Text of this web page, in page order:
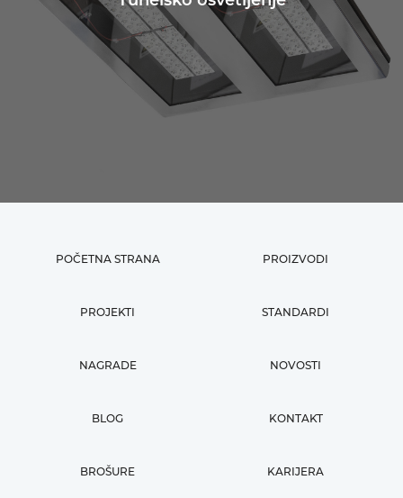
POČETNA STRANA PROIZVODI
PROJEKTI STANDARDI
NAGRADE NOVOSTI
BLOG KONTAKT
BROŠURE KARIJERA